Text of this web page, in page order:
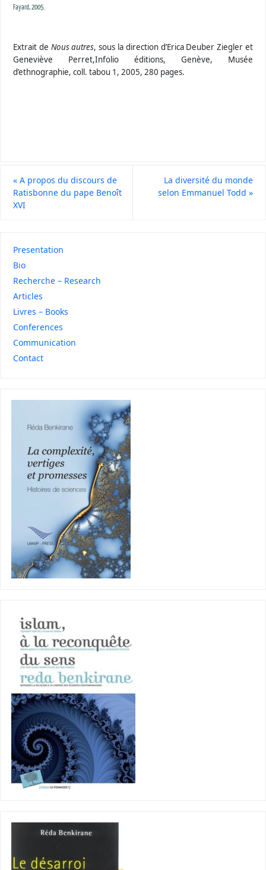
Fayard, 2005.
Extrait de Nous autres, sous la direction d’Erica Deuber Ziegler et
Geneviève Perret,Infolio éditions, Genève, Musée
d’ethnographie, coll. tabou 1, 2005, 280 pages.
« A propos du discours de
Ratisbonne du pape Benoît
XVI
La diversité du monde
selon Emmanuel Todd »
Presentation
Bio
Recherche – Research
Articles
Livres – Books
Conferences
Communication
Contact